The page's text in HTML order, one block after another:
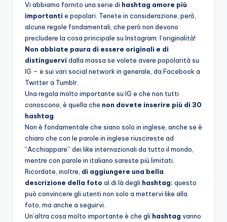
Vi abbiamo fornito una serie di hashtag amore più
importanti e popolari. Tenete in considerazione, però,
alcune regole fondamentali, che però non devono
precludere la cosa principale su Instagram: l’originalità!
Non abbiate paura di essere originali e di
distinguervi dalla massa se volete avere popolarità su
IG – e sui vari social network in generale, da Facebook a
Twitter a Tumblr.
Una regola molto importante su IG e che non tutti
conoscono, è quella che non dovete inserire più di 30
hashtag
Non è fondamentale che siano solo in inglese, anche se è
chiaro che con le parole in inglese riuscireste ad
“Acchiappare” dei like internazionali da tutto il mondo,
mentre con parole in italiano sareste più limitati.
Ricordate, inoltre, di aggiungere una bella
descrizione della foto al di là degli hashtag: questo
può convincere gli utenti non solo a mettervi like alla
foto, ma anche a seguirvi.
Un’altra cosa molto importante è che gli hashtag vanno